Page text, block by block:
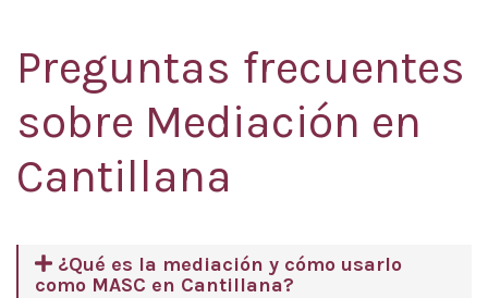
Preguntas frecuentes
sobre Mediación en
Cantillana
¿Qué es la mediación y cómo usarlo
como MASC en Cantillana?